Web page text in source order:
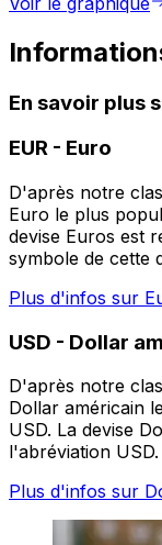
En savoir plus
EUR - Euro
D'après notre
Euro le plus
devise Euros est
symbole de cette
Plus d'infos sur
USD - Dollar
D'après notre
Dollar américain
USD. La devise
l'abréviation
Plus d'infos sur